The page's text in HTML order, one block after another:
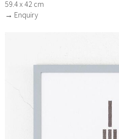
59.4 x 42 cm
→ Enquiry